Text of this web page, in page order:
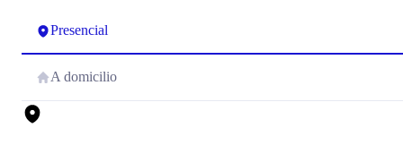
Presencial
A domicilio